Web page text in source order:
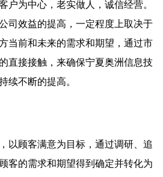
户为中心，老实做人，诚信经营。
司效益的提高，一定程度上取决于
当前和未来的需求和期望，通过市
直接接触，来确保宁夏奥洲信息技
续不断的提高。
以顾客满意为目标，通过调研、追
客的需求和期望得到确定并转化为